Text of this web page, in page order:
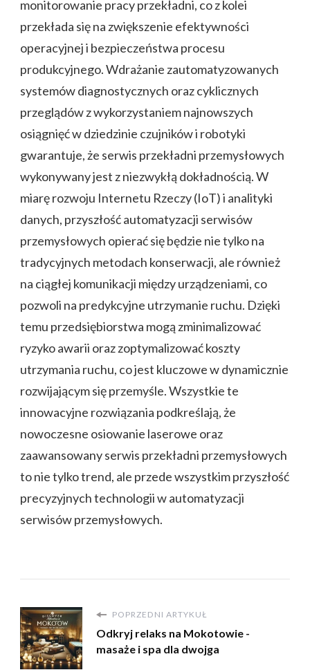
monitorowanie pracy przekładni, co z kolei
przekłada się na zwiększenie efektywności
operacyjnej i bezpieczeństwa procesu
produkcyjnego. Wdrażanie zautomatyzowanych
systemów diagnostycznych oraz cyklicznych
przeglądów z wykorzystaniem najnowszych
osiągnięć w dziedzinie czujników i robotyki
gwarantuje, że serwis przekładni przemysłowych
wykonywany jest z niezwykłą dokładnością. W
miarę rozwoju Internetu Rzeczy (IoT) i analityki
danych, przyszłość automatyzacji serwisów
przemysłowych opierać się będzie nie tylko na
tradycyjnych metodach konserwacji, ale również
na ciągłej komunikacji między urządzeniami, co
pozwoli na predykcyjne utrzymanie ruchu. Dzięki
temu przedsiębiorstwa mogą zminimalizować
ryzyko awarii oraz zoptymalizować koszty
utrzymania ruchu, co jest kluczowe w dynamicznie
rozwijającym się przemyśle. Wszystkie te
innowacyjne rozwiązania podkreślają, że
nowoczesne osiowanie laserowe oraz
zaawansowany serwis przekładni przemysłowych
to nie tylko trend, ale przede wszystkim przyszłość
precyzyjnych technologii w automatyzacji
serwisów przemysłowych.
POPRZEDNI ARTYKUŁ
Odkryj relaks na Mokotowie -
masaże i spa dla dwojga